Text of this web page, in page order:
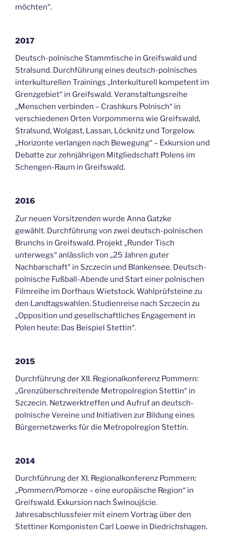
möchten“.
2017
Deutsch-polnische Stammtische in Greifswald und
Stralsund. Durchführung eines deutsch-polnisches
interkulturellen Trainings „Interkulturell kompetent im
Grenzgebiet“ in Greifswald. Veranstaltungsreihe
„Menschen verbinden – Crashkurs Polnisch“ in
verschiedenen Orten Vorpommerns wie Greifswald,
Stralsund, Wolgast, Lassan, Löcknitz und Torgelow.
„Horizonte verlangen nach Bewegung“ – Exkursion und
Debatte zur zehnjährigen Mitgliedschaft Polens im
Schengen-Raum in Greifswald.
2016
Zur neuen Vorsitzenden wurde Anna Gatzke
gewählt. Durchführung von zwei deutsch-polnischen
Brunchs in Greifswald. Projekt „Runder Tisch
unterwegs“ anlässlich von „25 Jahren guter
Nachbarschaft“ in Szczecin und Blankensee. Deutsch-
polnische Fußball-Abende und Start einer polnischen
Filmreihe im Dorfhaus Wietstock. Wahlprüfsteine zu
den Landtagswahlen. Studienreise nach Szczecin zu
„Opposition und gesellschaftliches Engagement in
Polen heute: Das Beispiel Stettin“.
2015
Durchführung der XII. Regionalkonferenz Pommern:
„Grenzüberschreitende Metropolregion Stettin“ in
Szczecin. Netzwerktreffen und Aufruf an deutsch-
polnische Vereine und Initiativen zur Bildung eines
Bürgernetzwerks für die Metropolregion Stettin.
2014
Durchführung der XI. Regionalkonferenz Pommern:
„Pommern/Pomorze – eine europäische Region“ in
Greifswald. Exkursion nach Świnoujście.
Jahresabschlussfeier mit einem Vortrag über den
Stettiner Komponisten Carl Loewe in Diedrichshagen.